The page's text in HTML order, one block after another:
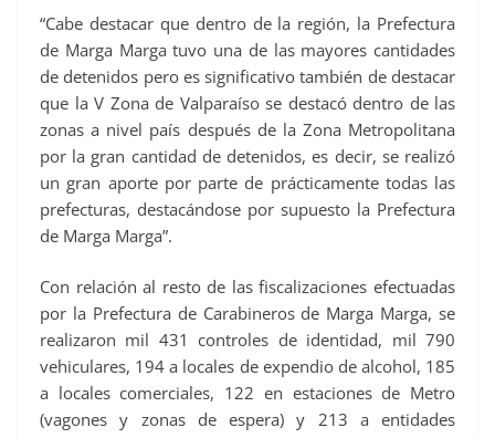
“Cabe destacar que dentro de la región, la Prefectura
de Marga Marga tuvo una de las mayores cantidades
de detenidos pero es significativo también de destacar
que la V Zona de Valparaíso se destacó dentro de las
zonas a nivel país después de la Zona Metropolitana
por la gran cantidad de detenidos, es decir, se realizó
un gran aporte por parte de prácticamente todas las
prefecturas, destacándose por supuesto la Prefectura
de Marga Marga”.
Con relación al resto de las fiscalizaciones efectuadas
por la Prefectura de Carabineros de Marga Marga, se
realizaron mil 431 controles de identidad, mil 790
vehiculares, 194 a locales de expendio de alcohol, 185
a locales comerciales, 122 en estaciones de Metro
(vagones y zonas de espera) y 213 a entidades